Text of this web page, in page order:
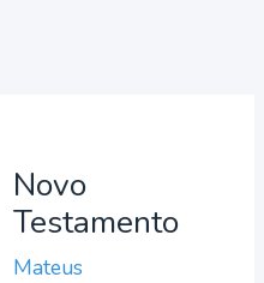
Novo
Testamento
Mateus